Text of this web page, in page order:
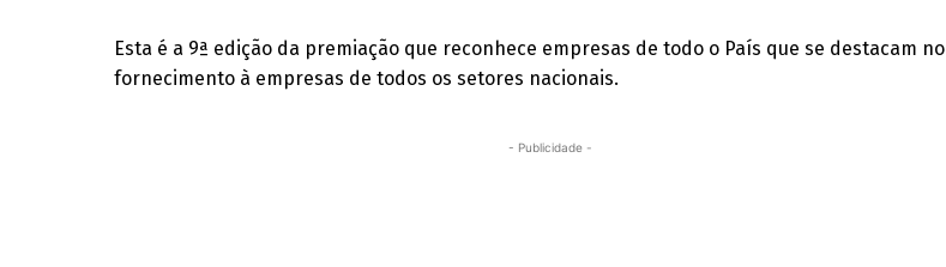
Esta é a 9ª edição da premiação que reconhece empresas de todo o País que se destacam no
fornecimento à empresas de todos os setores nacionais.
- Publicidade -